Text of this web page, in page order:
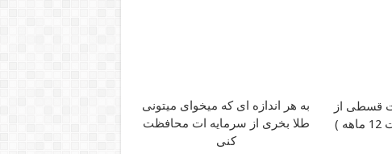
قسطی از
)
به هر اندازه ای که میخوای میتونی
طلا بخری از سرمایه ات محافظت
کنی